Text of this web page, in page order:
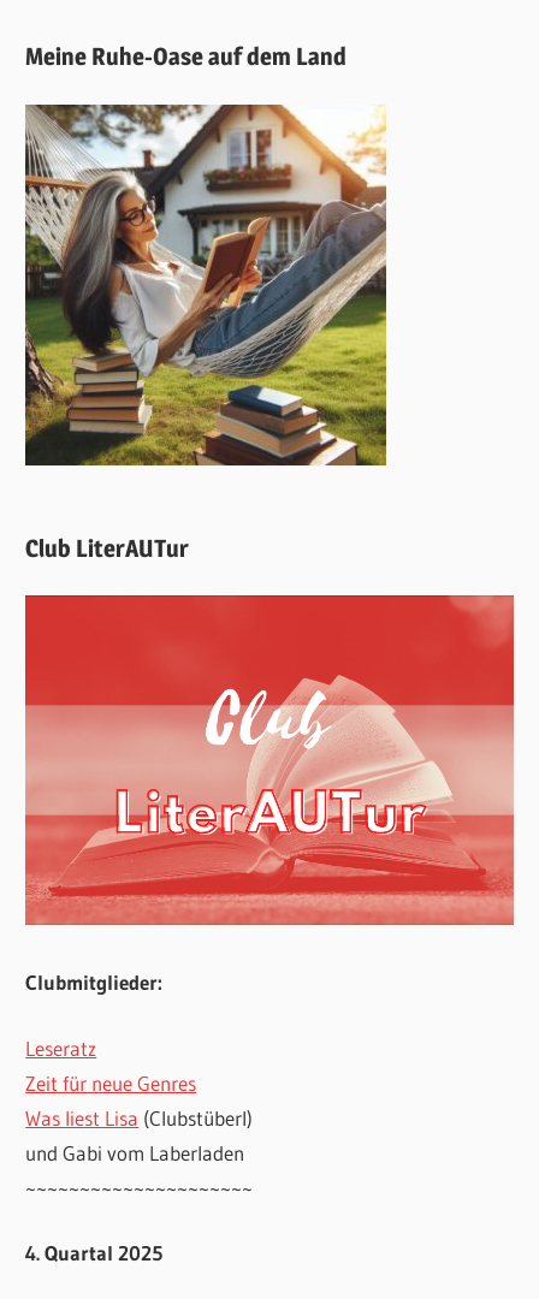
Meine Ruhe-Oase auf dem Land
Club LiterAUTur
Clubmitglieder:
Leseratz
Zeit für neue Genres
Was liest Lisa (Clubstüberl)
und Gabi vom Laberladen
~~~~~~~~~~~~~~~~~~~~~
4. Quartal 2025